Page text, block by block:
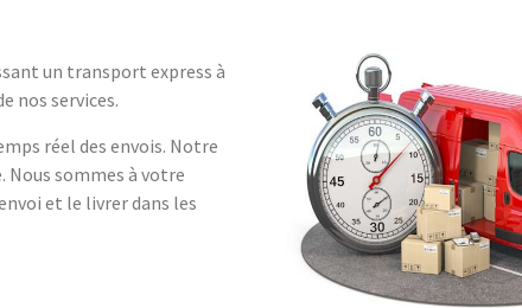
un transport express à
nos services.
réel des envois. Notre
Nous sommes à votre
et le livrer dans les